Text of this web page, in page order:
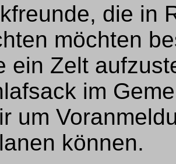
die in
möchten
ein Zelt
im
um
können.